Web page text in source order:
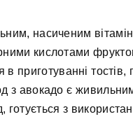
насиченим
кислотами
в приготуванні тостів,
з авокадо є
готується з